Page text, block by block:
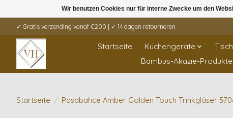
✓ Gratis verzending vanaf €200 | ✓ 14 dagen retourneren
Startseite Küchengeräte Tisch
Bambus-Akazie-Produkte
Startseite / Pasabahce Amber Golden Touch Trinkgläser
Wir benutzen Cookies nur für interne Zwecke um den